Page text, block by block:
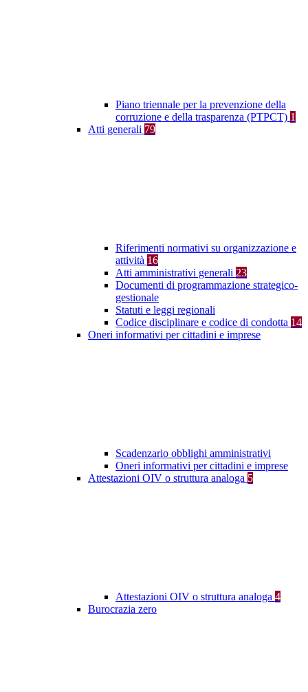
Piano triennale per la prevenzione della
corruzione e della trasparenza (PTPCT) 1
Atti generali 79
Riferimenti normativi su organizzazione e
attività 16
Atti amministrativi generali 23
Documenti di programmazione strategico-
gestionale
Statuti e leggi regionali
Codice disciplinare e codice di condotta 14
Oneri informativi per cittadini e imprese
Scadenzario obblighi amministrativi
Oneri informativi per cittadini e imprese
Attestazioni OIV o struttura analoga 5
Attestazioni OIV o struttura analoga 4
Burocrazia zero